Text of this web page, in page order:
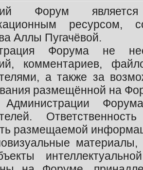
Форум является
ресурсом,
Аллы Пугачёвой.
Форума не
комментариев,
а также за
размещённой на
Администрации
размещаемой